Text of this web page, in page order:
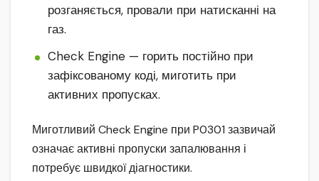
розганяється, провали при натисканні на
газ.
Check Engine — горить постійно при
зафіксованому коді, миготить при
активних пропусках.
Миготливий Check Engine при P0301 зазвичай
означає активні пропуски запалювання і
потребує швидкої діагностики.